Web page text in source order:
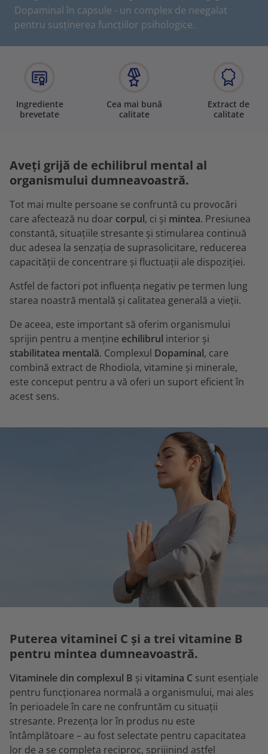
Dopaminal în capsule - un complex de neegalat
pentru susținerea funcțiilor psihologice.
Ingrediente
brevetate
Cea mai bună
calitate
Extract de
calitate
Aveți grijă de echilibrul mental al
organismului dumneavoastră.
Tot mai multe persoane se confruntă cu provocări
care afectează nu doar corpul, ci și mintea. Presiunea
constantă, situațiile stresante și stimularea continuă
duc adesea la senzația de suprasolicitare, reducerea
capacității de concentrare și fluctuații ale dispoziției.
Astfel de factori pot influența negativ pe termen lung
starea noastră mentală și calitatea generală a vieții.
De aceea, este important să oferim organismului
sprijin pentru a menține echilibrul interior și
stabilitatea mentală. Complexul Dopaminal, care
combină extract de Rhodiola, vitamine și minerale,
este conceput pentru a vă oferi un suport eficient în
acest sens.
Puterea vitaminei C și a trei vitamine B
pentru mintea dumneavoastră.
Vitaminele din complexul B și vitamina C sunt esențiale
pentru funcționarea normală a organismului, mai ales
în perioadele în care ne confruntăm cu situații
stresante. Prezența lor în produs nu este
întâmplătoare – au fost selectate pentru capacitatea
lor de a se completa reciproc, sprijinind astfel